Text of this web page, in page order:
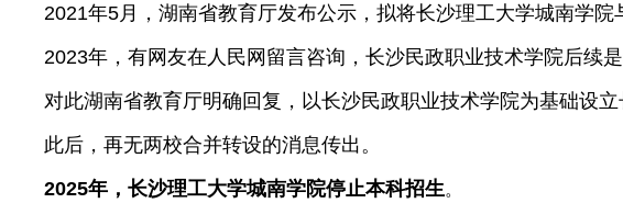
2021年5月，湖南省教育厅发布公示，拟将长沙理工大学城南学
2023年，有网友在人民网留言咨询，长沙民政职业技术学院后续
对此湖南省教育厅明确回复，以长沙民政职业技术学院为基础设
此后，再无两校合并转设的消息传出。
2025年，长沙理工大学城南学院停止本科招生。